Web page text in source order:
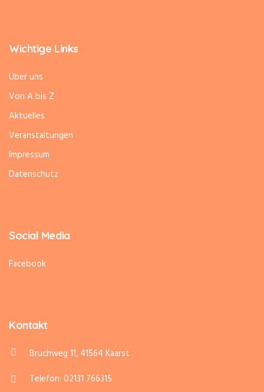
Wichtige Links
Über uns
Von A bis Z
Aktuelles
Veranstaltungen
Impressum
Datenschutz
Social Media
Facebook
Kontakt
Bruchweg 11, 41564 Kaarst
Telefon: 02131 766315